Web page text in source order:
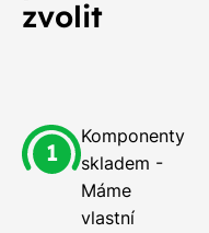
zvolit
Komponenty
skladem -
Máme
vlastní